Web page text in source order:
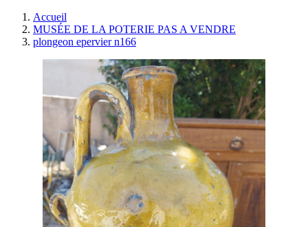
Accueil
MUSÉE DE LA POTERIE PAS A VENDRE
plongeon epervier n166